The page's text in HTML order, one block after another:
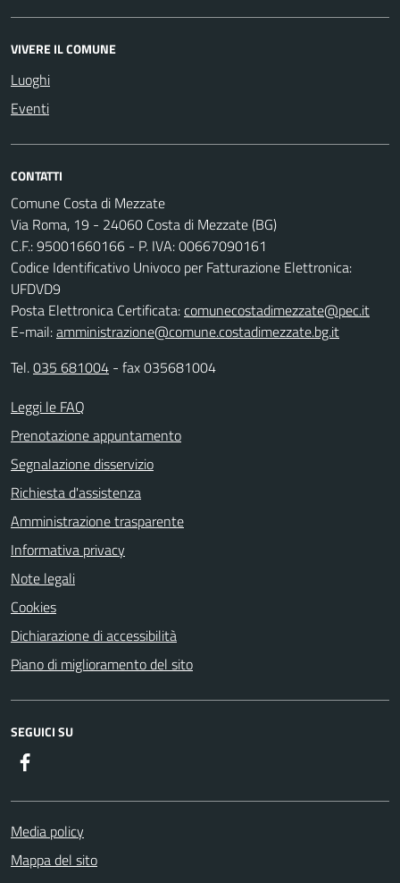
VIVERE IL COMUNE
Luoghi
Eventi
CONTATTI
Comune Costa di Mezzate
Via Roma, 19 - 24060 Costa di Mezzate (BG)
C.F.: 95001660166 - P. IVA: 00667090161
Codice Identificativo Univoco per Fatturazione Elettronica:
UFDVD9
Posta Elettronica Certificata:comunecostadimezzate@pec.it
E-mail:amministrazione@comune.costadimezzate.bg.it
Tel.035 681004 - fax 035681004
Leggi le FAQ
Prenotazione appuntamento
Segnalazione disservizio
Richiesta d'assistenza
Amministrazione trasparente
Informativa privacy
Note legali
Cookies
Dichiarazione di accessibilità
Piano di miglioramento del sito
SEGUICI SU
Media policy
Mappa del sito